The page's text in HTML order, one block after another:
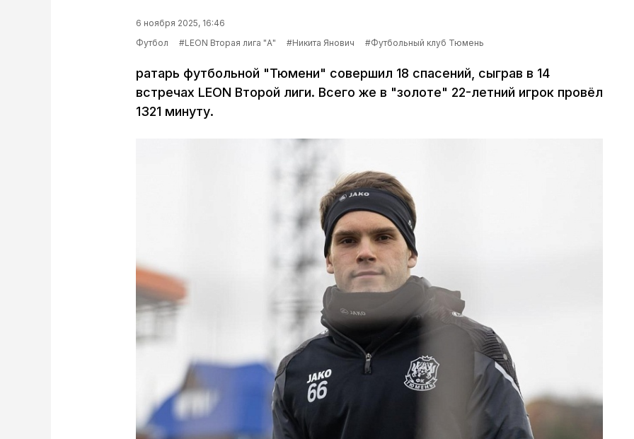
6 ноября 2025, 16:46
Футбол
#LEON Вторая лига "А" #Никита Янович #Футбольный клуб Тюмень
ратарь футбольной "Тюмени" совершил 18 спасений, сыграв в 14
встречах LEON Второй лиги. Всего же в "золоте" 22-летний игрок провёл
1321 минуту.